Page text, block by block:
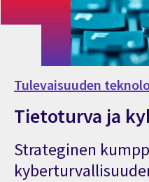
Tulevaisuuden
Tietoturva ja
Strateginen